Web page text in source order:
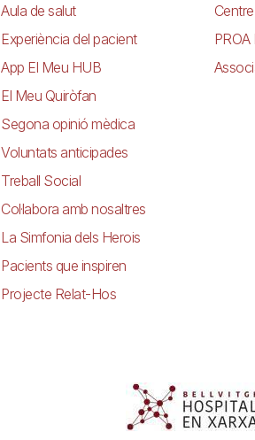
Aula de salut
Experiència del pacient
App El Meu HUB
El Meu Quiròfan
Segona opinió mèdica
Voluntats anticipades
Treball Social
Col·labora amb nosaltres
La Simfonia dels Herois
Pacients que inspiren
Projecte Relat-Hos